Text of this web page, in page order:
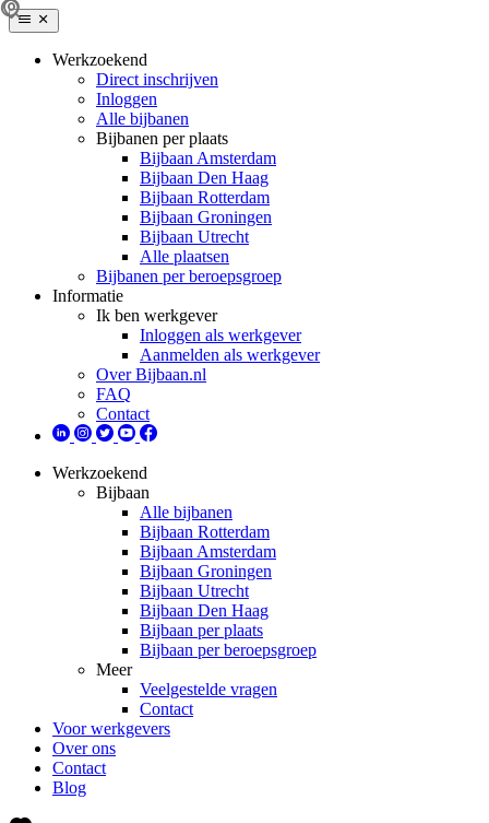
Werkzoekend
Direct inschrijven
Inloggen
Alle bijbanen
Bijbanen per plaats
Bijbaan Amsterdam
Bijbaan Den Haag
Bijbaan Rotterdam
Bijbaan Groningen
Bijbaan Utrecht
Alle plaatsen
Bijbanen per beroepsgroep
Informatie
Ik ben werkgever
Inloggen als werkgever
Aanmelden als werkgever
Over Bijbaan.nl
FAQ
Contact
Werkzoekend
Bijbaan
Alle bijbanen
Bijbaan Rotterdam
Bijbaan Amsterdam
Bijbaan Groningen
Bijbaan Utrecht
Bijbaan Den Haag
Bijbaan per plaats
Bijbaan per beroepsgroep
Meer
Veelgestelde vragen
Contact
Voor werkgevers
Over ons
Contact
Blog